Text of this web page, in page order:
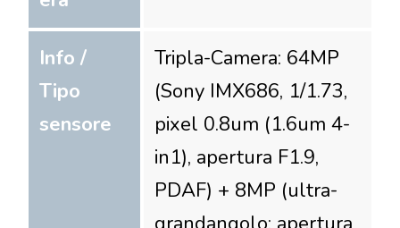
Info /
Tipo
sensore
Tripla-Camera: 64MP
(Sony IMX686, 1/1.73,
pixel 0.8um (1.6um 4-
in1), apertura F1.9,
PDAF) + 8MP (ultra-